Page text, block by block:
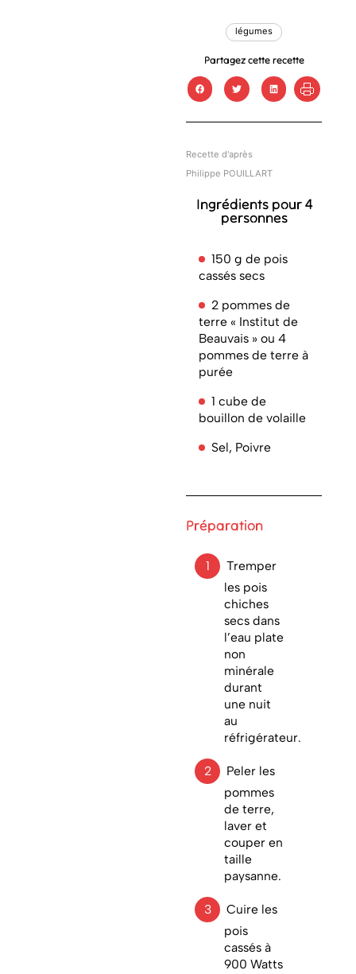
légumes
Partagez cette recette
Recette d'après
Philippe POUILLART
Ingrédients pour 4
personnes
150 g de pois
cassés secs
2 pommes de
terre « Institut de
Beauvais » ou 4
pommes de terre à
purée
1 cube de
bouillon de volaille
Sel, Poivre
Préparation
Tremper
les pois
chiches
secs dans
l’eau plate
non
minérale
durant
une nuit
au
réfrigérateur.
Peler les
pommes
de terre,
laver et
couper en
taille
paysanne.
Cuire les
pois
cassés à
900 Watts